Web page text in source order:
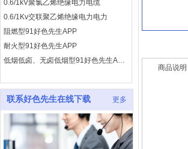
0.6/1Kv交联聚乙烯绝缘电力电力
阻燃型91好色先生APP
耐火型91好色先生APP
电子计算机(含DCS系统)用电缆
联系好色先生在线下载 更多
商品说明